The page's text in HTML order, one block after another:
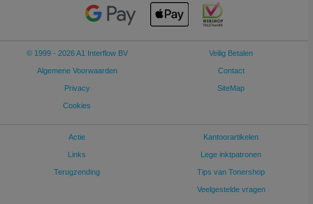
© 1999 - 2026 A1 Interflow BV
Algemene Voorwaarden
Privacy
Cookies
Veilig Betalen
Contact
SiteMap
Actie
Links
Terugzending
Kantoorartikelen
Lege inktpatronen
Tips van Tonershop
Veelgestelde vragen